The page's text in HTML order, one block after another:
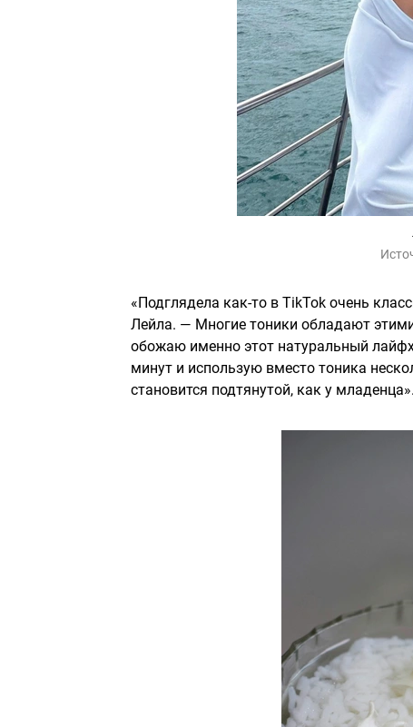
«Подглядела как-то в TikTok очень
Лейла. — Многие тоники обладают
обожаю именно этот натуральный
минут и использую вместо тоника
становится подтянутой, как у младенца».